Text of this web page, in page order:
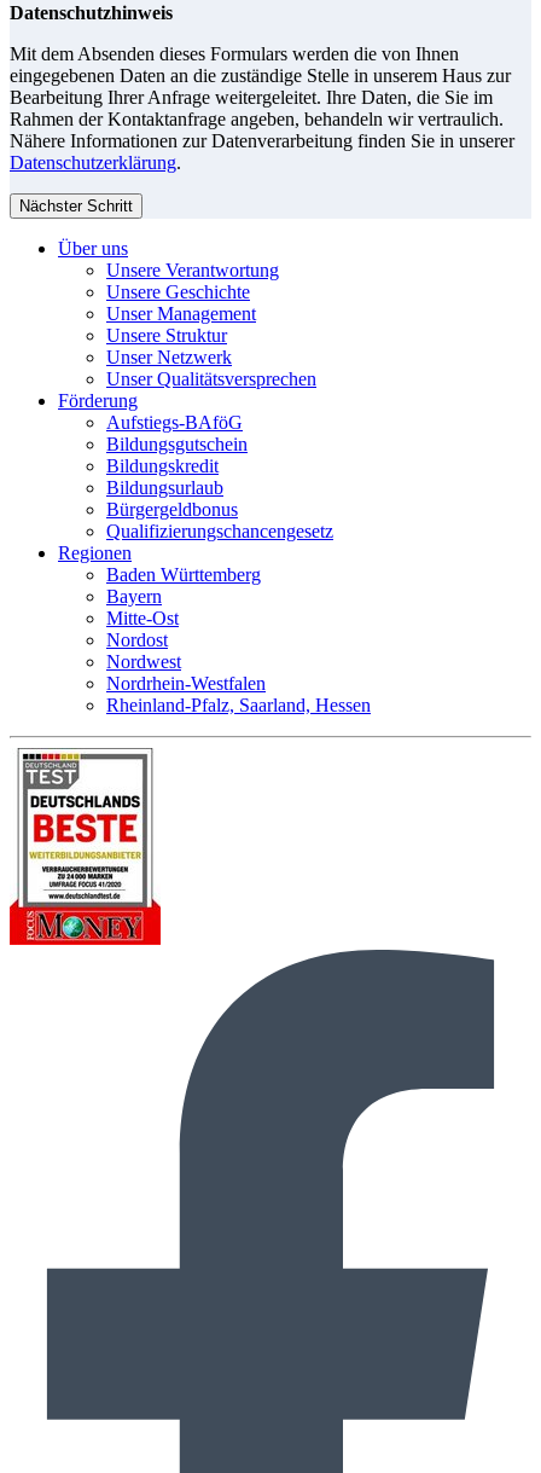
Datenschutzhinweis
Mit dem Absenden dieses Formulars werden die von Ihnen
eingegebenen Daten an die zuständige Stelle in unserem Haus zur
Bearbeitung Ihrer Anfrage weitergeleitet. Ihre Daten, die Sie im
Rahmen der Kontaktanfrage angeben, behandeln wir vertraulich.
Nähere Informationen zur Datenverarbeitung finden Sie in unserer
Datenschutzerklärung.
Nächster Schritt
Über uns
Unsere Verantwortung
Unsere Geschichte
Unser Management
Unsere Struktur
Unser Netzwerk
Unser Qualitätsversprechen
Förderung
Aufstiegs-BAföG
Bildungsgutschein
Bildungskredit
Bildungsurlaub
Bürgergeldbonus
Qualifizierungschancengesetz
Regionen
Baden Württemberg
Bayern
Mitte-Ost
Nordost
Nordwest
Nordrhein-Westfalen
Rheinland-Pfalz, Saarland, Hessen